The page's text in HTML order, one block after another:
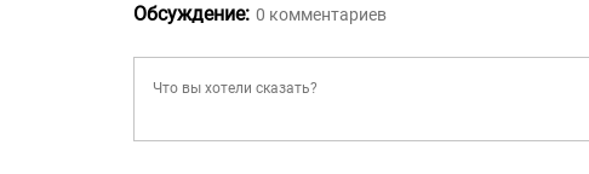
Обсуждение: 0 комментариев